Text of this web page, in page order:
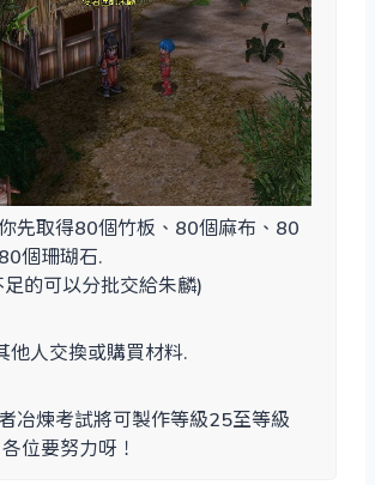
先取得80個竹板、80個麻布、80
個珊瑚石.
足的可以分批交給朱麟)
他人交換或購買材料.
冶煉考試將可製作等級25至等級
位要努力呀！